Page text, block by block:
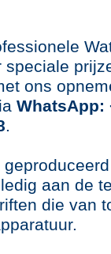
ons
WhatsApp:
.
aan de
die van